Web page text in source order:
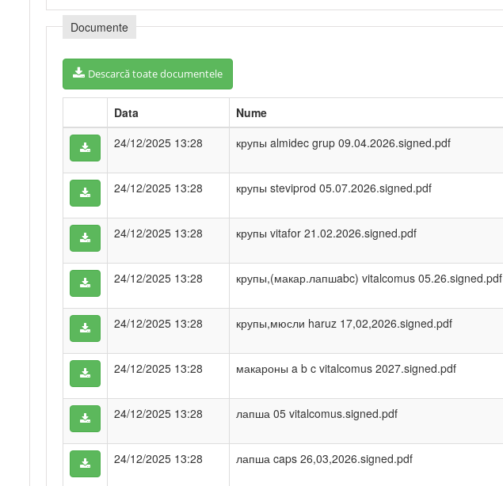
Documente
Descarcă toate documentele
Data Nume
24/12/2025 13:28
крупы almidec grup 09.04.2026.signed.pdf
24/12/2025 13:28 крупы steviprod 05.07.2026.signed.pdf
24/12/2025 13:28 крупы vitafor 21.02.2026.signed.pdf
24/12/2025 13:28 крупы,(макар.лапшabc) vitalcomus 05.26.signed.pdf
24/12/2025 13:28 крупы,мюсли haruz 17,02,2026.signed.pdf
24/12/2025 13:28 макароны a b c vitalcomus 2027.signed.pdf
24/12/2025 13:28 лапша 05 vitalcomus.signed.pdf
24/12/2025 13:28 лапша caps 26,03,2026.signed.pdf